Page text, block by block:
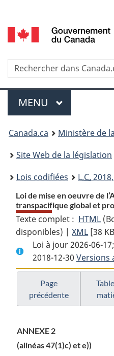
selection
Recherche
Menu
MENU PRINCIPAL
You
are
here:
Canada.ca
Ministère de
Site Web de la législation
Lois codifiées
L.C.
Loi de mise en oeuvre de
transpacifique global et
Texte complet : HTML
:
Loi
de
en
disponibles) |XML Texte
:
Loi
de
mise
en
l’Accord
[38
Loi à jour 2026-06-
2018-12-30 Versions
Page
précédente
ANNEXE 2
(alinéas 47(1)c) et e))